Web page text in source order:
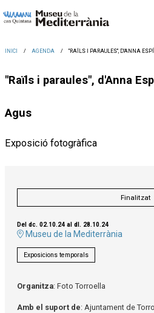
INICI AGENDA "RAÏLS I PARAULES", D'ANNA
"Raïls i paraules", d'Anna
Agus
Exposició fotogràfica
Finalitzat
Del dc. 02.10.24 al dl. 28.10.24
Museu de la Mediterrània
Exposicions temporals
Organitza: Foto Torroella
Amb el suport de: Ajuntament de